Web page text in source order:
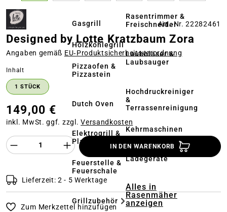
Gasgrill
Holzkohlegrill
Pizzaofen &
Pizzastein
Dutch Oven
Elektrogrill &
Plancha
Feuerstelle &
Feuerschale
Grillzubehör
Rasentrimmer &
Freischneider
Laubbläser &
Laubsauger
Hochdruckreiniger
&
Terrassenreinigung
Kehrmaschinen
Akkus &
Ladegeräte
Alles in
Rasenmäher
anzeigen
Art.-Nr. 22282461
Designed by Lotte Kratzbaum Zora
Angaben gemäß EU‑Produktsicherheitsverordnung
Inhalt
1 STÜCK
149,00 €
inkl. MwSt. ggf. zzgl.Versandkosten
Produkt Anzahl des Produktes
IN DEN WARENKORB
Lieferzeit: 2 - 5 Werktage
Zum Merkzettel hinzufügen